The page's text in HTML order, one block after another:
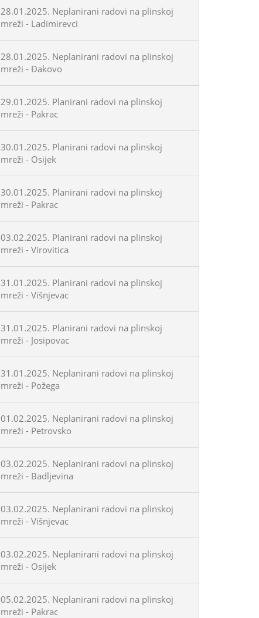
28.01.2025. Neplanirani radovi na plinskoj
mreži - Ladimirevci
28.01.2025. Neplanirani radovi na plinskoj
mreži - Đakovo
29.01.2025. Planirani radovi na plinskoj
mreži - Pakrac
30.01.2025. Planirani radovi na plinskoj
mreži - Osijek
30.01.2025. Planirani radovi na plinskoj
mreži - Pakrac
03.02.2025. Planirani radovi na plinskoj
mreži - Virovitica
31.01.2025. Planirani radovi na plinskoj
mreži - Višnjevac
31.01.2025. Planirani radovi na plinskoj
mreži - Josipovac
31.01.2025. Neplanirani radovi na plinskoj
mreži - Požega
01.02.2025. Neplanirani radovi na plinskoj
mreži - Petrovsko
03.02.2025. Neplanirani radovi na plinskoj
mreži - Badljevina
03.02.2025. Neplanirani radovi na plinskoj
mreži - Višnjevac
03.02.2025. Neplanirani radovi na plinskoj
mreži - Osijek
05.02.2025. Neplanirani radovi na plinskoj
mreži - Pakrac